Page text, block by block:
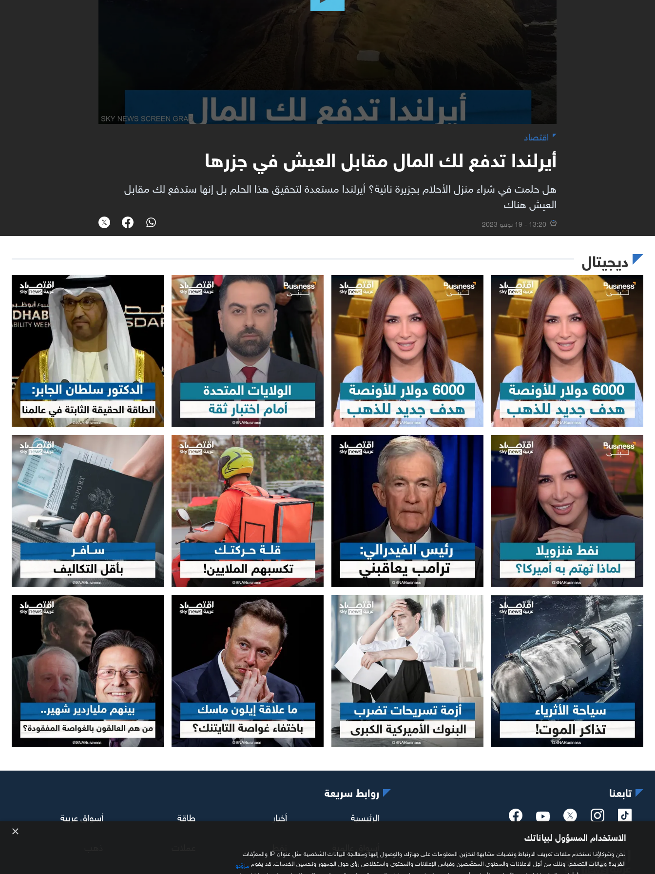
اقتصاد
أيرلندا تدفع لك المال مقابل العيش في جزرها
هل حلمت في شراء منزل الأحلام بجزيرة نائية؟ أيرلندا مستعدة لتحقيق هذا الحلم بل إنها ستدفع لك مقابل
العيش هناك
13:20 - 19 يونيو 2023
ديجيتال
تابعنا روابط سريعة
الرئيسية أخبار طاقة
أسواق عربية
× الاستخدام المسؤول لبياناتك
نحن وشركاؤنا نستخدم ملفات تعريف الارتباط وتقنيات مشابهة لتخزين المعلومات على جهازك والوصول إليها ومعالجة البيانات الشخصية مثل عنوان IP والمعرّفات
الفريدة وبيانات التصفح، وذلك من أجل الإعلانات والمحتوى المخصّصين وقياس الإعلانات والمحتوى واستخلاص رؤى حول الجمهور وتحسين الخدمات. قد يقوم مزوّدو